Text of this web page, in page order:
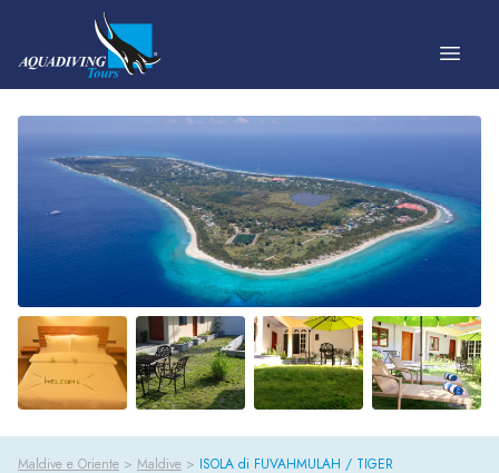
Vai al contenuto
Maldive e Oriente > Maldive > ISOLA di FUVAHMULAH / TIGER